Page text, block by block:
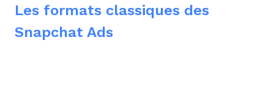
Les formats classiques des
Snapchat Ads